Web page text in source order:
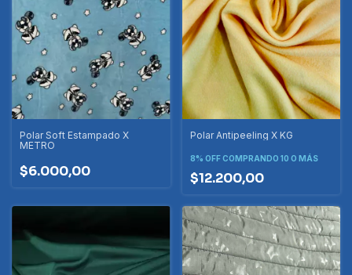
Polar Soft Estampado X
METRO
$6.000,00
Polar Antipeeling X KG
8% OFF COMPRANDO 10 O MÁS
$12.200,00